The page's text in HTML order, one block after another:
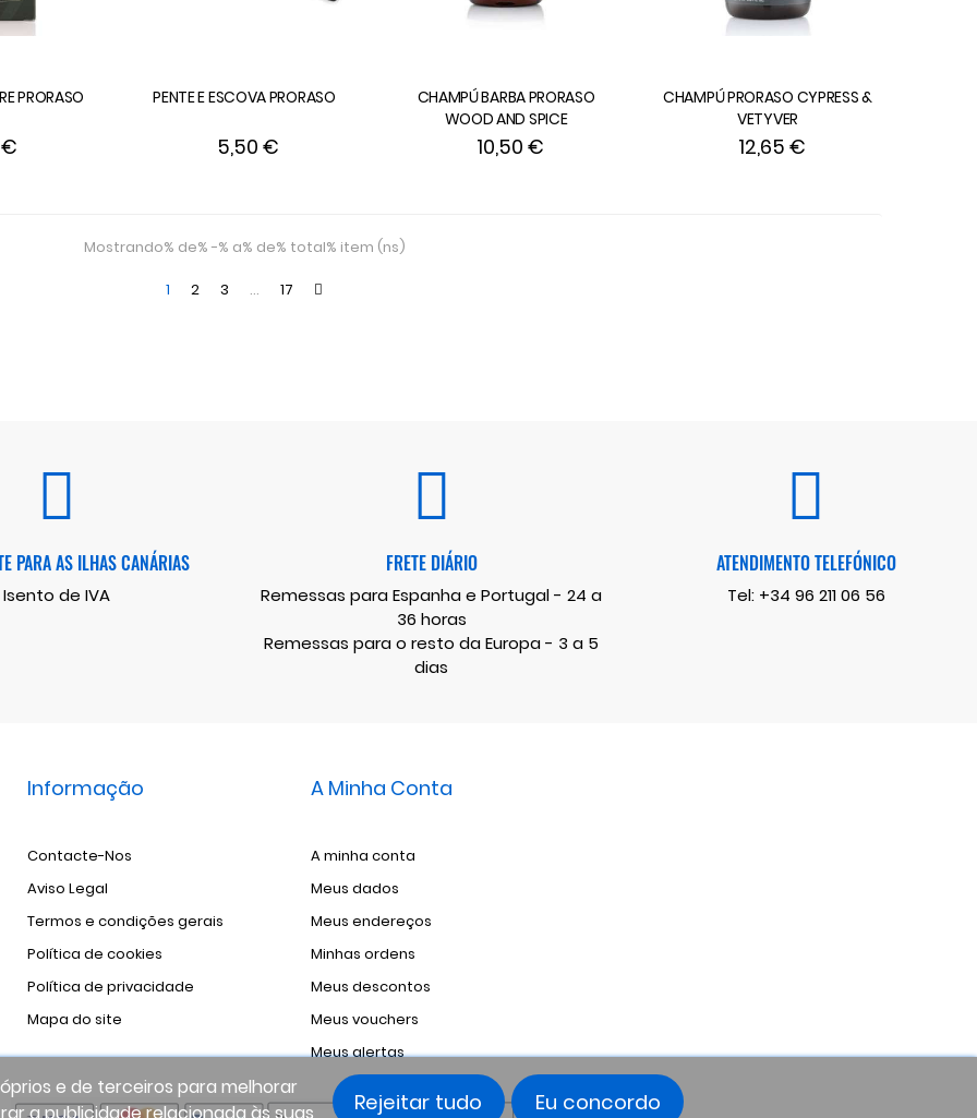
PRORASO PENTE E ESCOVA PRORASO
5,50 €
CHAMPÚ BARBA PRORASO
WOOD AND SPICE
10,50 €
CHAMPÚ PRORASO CYPRESS &
VETYVER
12,65 €
Mostrando% de% -% a% de% total% item (ns)
1 2 3 … 17
e de terceiros para melhorar
Rejeitar tudo Eu concordo
PARA AS ILHAS CANÁRIAS
Isento de IVA
FRETE DIÁRIO
Remessas para Espanha e Portugal - 24 a
36 horas
Remessas para o resto da Europa - 3 a 5
dias
ATENDIMENTO TELEFÓNICO
Tel: +34 96 211 06 56
Informação
Contacte-Nos
Aviso Legal
Termos e condições gerais
Política de cookies
Política de privacidade
Mapa do site
A Minha Conta
A minha conta
Meus dados
Meus endereços
Minhas ordens
Meus descontos
Meus vouchers
Meus alertas